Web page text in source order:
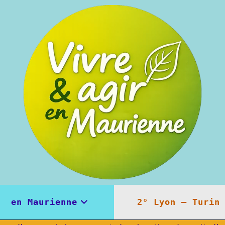
en Maurienne 2° Lyon – Turin